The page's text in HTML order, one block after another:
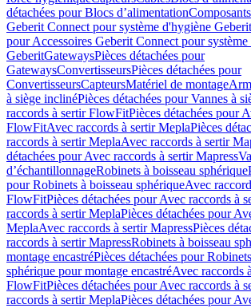
détachées pour Blocs d’alimentation
Geberit Connect pour système d'hygiène Geberit
pour Accessoires Geberit Connect pour
GeberitGatewaysPièces détachées pour
GatewaysConvertisseursPièces détachées pour
ConvertisseursCapteursMatériel de montage
à siège inclinéPièces détachées pour Vannes à
raccords à sertir FlowFitPièces détachées pour
FlowFitAvec raccords à sertir MeplaPièces
raccords à sertir MeplaAvec raccords à sertir
détachées pour Avec raccords à sertir Mapress
d’échantillonnageRobinets à boisseau sphérique
pour Robinets à boisseau sphériqueAvec
FlowFitPièces détachées pour Avec raccords à
raccords à sertir MeplaPièces détachées pour
MeplaAvec raccords à sertir MapressPièces
raccords à sertir MapressRobinets à boisseau
montage encastréPièces détachées pour
sphérique pour montage encastréAvec raccords
FlowFitPièces détachées pour Avec raccords à
raccords à sertir MeplaPièces détachées pour